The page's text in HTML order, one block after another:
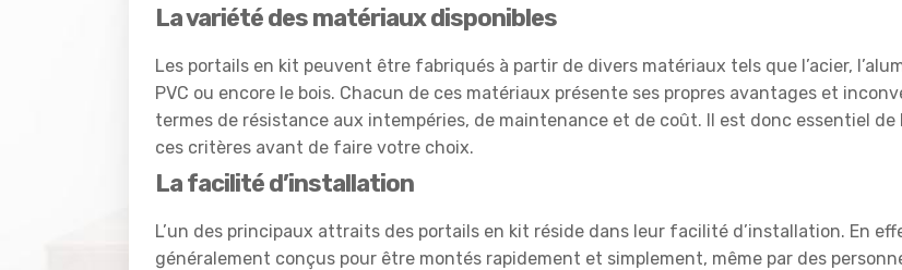
La variété des matériaux disponibles
Les portails en kit peuvent être fabriqués à partir de divers matériaux tels que l’acier,
PVC ou encore le bois. Chacun de ces matériaux présente ses propres avantages et
termes de résistance aux intempéries, de maintenance et de coût. Il est donc essentiel
ces critères avant de faire votre choix.
La facilité d’installation
L’un des principaux attraits des portails en kit réside dans leur facilité d’installation. En
généralement conçus pour être montés rapidement et simplement, même par des